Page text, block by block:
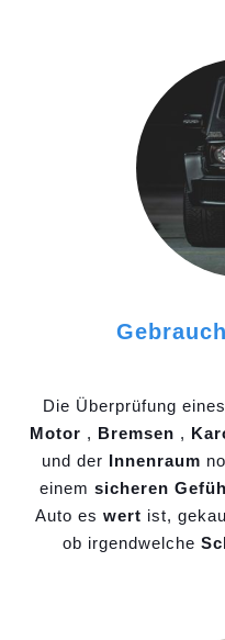
Die Überprüfung
Motor , Bremsen ,
und der Innenraum
einem sicheren
Auto es wert ist,
ob irgendwelche